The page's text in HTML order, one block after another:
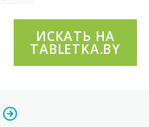
ИСКАТЬ НА
TABLETKA.BY